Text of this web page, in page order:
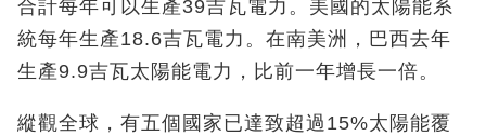
合計每年可以生產39吉瓦電力。美國的太陽能系
統每年生產18.6吉瓦電力。在南美洲，巴西去年
生產9.9吉瓦太陽能電力，比前一年增長一倍。
縱觀全球，有五個國家已達致超過15%太陽能覆